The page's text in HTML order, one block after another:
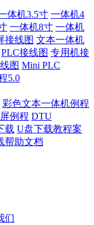
体机3.5寸 一体机4
一体机8寸 一体机
接线图 文本一体机
PLC接线图 专用机接
图 Mini PLC
5.0
彩色文本一体机例程
例程 DTU
载 U盘下载教程案
帮助文档
们